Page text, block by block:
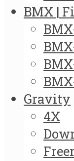
BMX |
Gravity
4X